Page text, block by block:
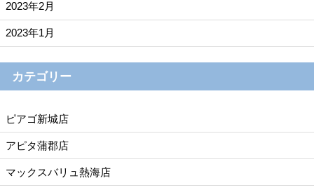
2023年2月
2023年1月
カテゴリー
ピアゴ新城店
アピタ蒲郡店
マックスバリュ熱海店